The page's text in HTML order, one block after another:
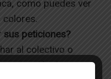
como puedes ver
colores.
peticiones?
al colectivo o
atención. Luego